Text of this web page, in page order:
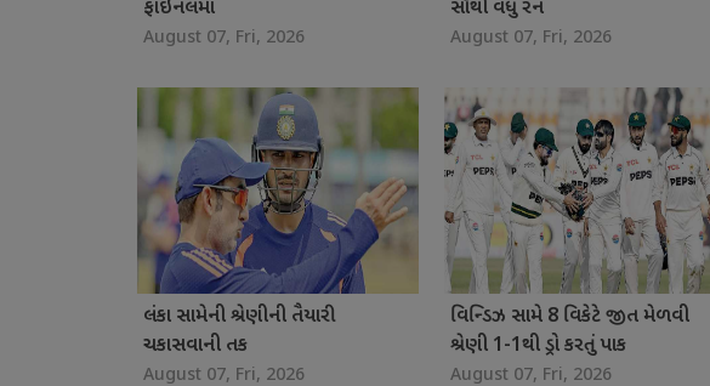
ફાઇનલમાં
August 07, Fri, 2026
સૌથી વધુ રન
August 07, Fri, 2026
લંકા સામેની શ્રેણીની તૈયારી
ચકાસવાની તક
August 07, Fri, 2026
વિન્ડિઝ સામે 8 વિકેટે જીત મેળવી
શ્રેણી 1-1થી ડ્રો કરતું પાક
August 07, Fri, 2026